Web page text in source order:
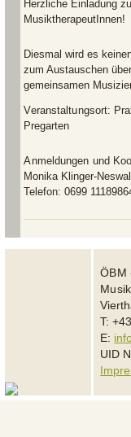
Herzliche Einladung
MusiktherapeutInnen!
Diesmal wird es
zum Austauschen
gemeinsamen
Veranstaltungsort:
Pregarten
Anmeldungen und
Monika Klinger-
Telefon: 0699
ÖBM
T:
E:
UID